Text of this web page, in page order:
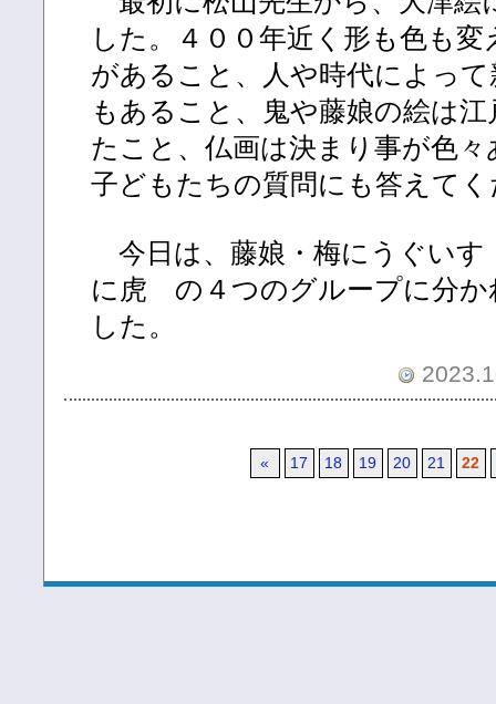
した。４００年近く形も色も
があること、人や時代によっ
もあること、鬼や藤娘の絵は
たこと、仏画は決まり事が色
子どもたちの質問にも答えて
今日は、藤娘・梅にうぐいす
に虎 の４つのグループに分か
した。
« 17 18 19 20 21 22